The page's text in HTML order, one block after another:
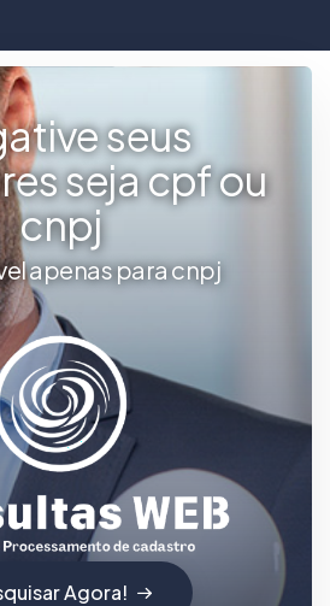
seus
seja cpf ou
cnpj
apenas para cnpj
Agora!